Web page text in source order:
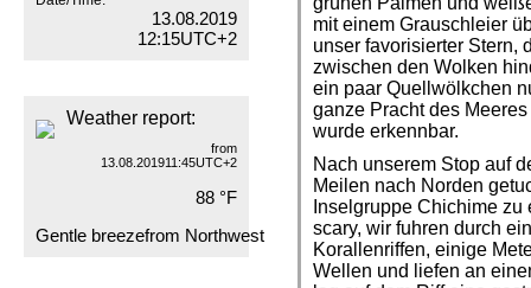
13.08.2019
12:15UTC+2
Weather report:
from
13.08.201911:45UTC+2
88 °F
Gentle breezefrom Northwest
mit einem Grauschleier
unser favorisierter Stern,
zwischen den Wolken
ein paar Quellwölkchen
ganze Pracht des
wurde erkennbar.
Nach unserem Stop auf
Meilen nach Norden
Inselgruppe Chichime
scary, wir fuhren durch
Korallenriffen, einige
Wellen und liefen an